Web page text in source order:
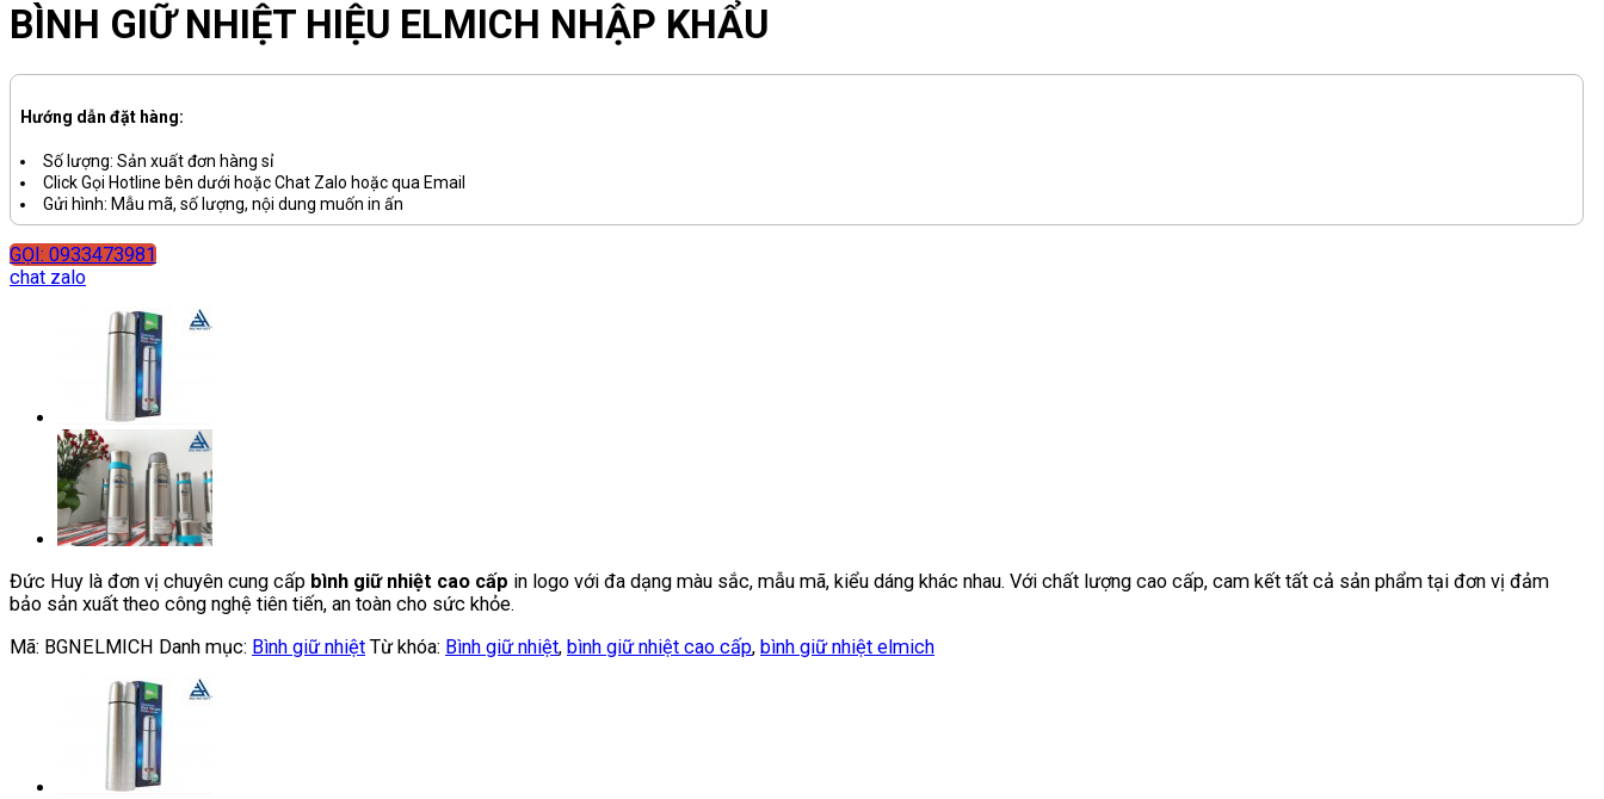
BÌNH GIỮ NHIỆT HIỆU ELMICH NHẬP KHẨU
Hướng dẫn đặt hàng:
Số lượng: Sản xuất đơn hàng sỉ
Click Gọi Hotline bên dưới hoặc Chat Zalo hoặc qua Email
Gửi hình: Mẫu mã, số lượng, nội dung muốn in ấn
GỌI: 0933473981
chat zalo
Đức Huy là đơn vị chuyên cung cấp bình giữ nhiệt cao cấp in logo với đa dạng màu sắc, mẫu mã, kiểu dáng khác nhau. Với chất lượng cao cấp, cam kết tất cả sản phẩm tại đơn vị đảm
bảo sản xuất theo công nghệ tiên tiến, an toàn cho sức khỏe.
Mã: BGNELMICH Danh mục: Bình giữ nhiệt Từ khóa: Bình giữ nhiệt, bình giữ nhiệt cao cấp, bình giữ nhiệt elmich